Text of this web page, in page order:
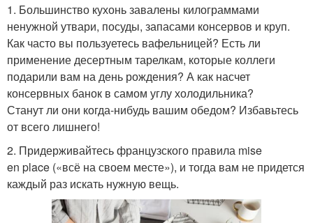
1. Большинство кухонь завалены килограммами
ненужной утвари, посуды, запасами консервов и круп.
Как часто вы пользуетесь вафельницей? Есть ли
применение десертным тарелкам, которые коллеги
подарили вам на день рождения? А как насчет
консервных банок в самом углу холодильника?
Станут ли они когда-нибудь вашим обедом? Избавьтесь
от всего лишнего!
2. Придерживайтесь французского правила mise
en place («всё на своем месте»), и тогда вам не придется
каждый раз искать нужную вещь.